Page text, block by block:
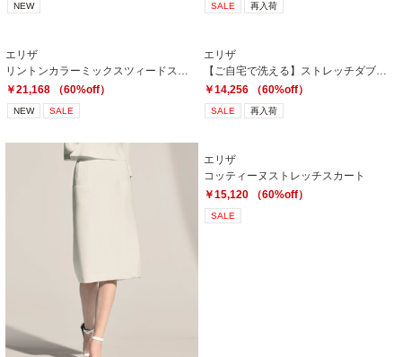
NEW SALE 再入荷
エリザ
￥21,168 （60%off）
NEW SALE
エリザ
【ご自宅で洗える】ストレッチダブルクロススカート
￥14,256 （60%off）
SALE 再入荷
エリザ
コッティーヌストレッチスカート
￥15,120 （60%off）
SALE